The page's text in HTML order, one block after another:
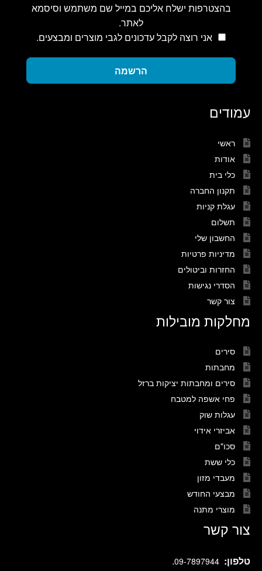
בהצטרפות ישלח אליכם במייל שם משתמש וסיסמא
לאתר.
אני רוצה לקבל עדכונים לגבי מוצרים ומבצעים.
הרשמה
עמודים
ראשי
אודות
כלי בית
תקנון החברה
עגלת קניות
תשלום
החשבון שלי
מדיניות פרטיות
החזרות וביטולים
הסדרי נגישות
צור קשר
מחלקות מובילות
סירים
מחבתות
סירים ומחבתות יציקות ברזל
פחי אשפה למטבח
עגלות שוק
אביזרי אידוי
סכו"ם
כלי ששת
מעבדי מזון
מבצעי החודש
מוצרי מתנה
צור קשר
טלפון: 09-7897944
.